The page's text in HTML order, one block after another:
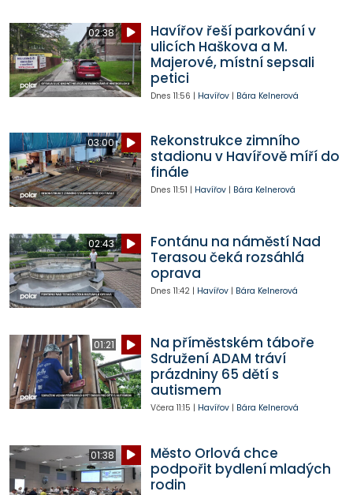
02:38
Havířov řeší parkování v
ulicích Haškova a M.
Majerové, místní sepsali
petici
Dnes 11:56 | Havířov| Bára Kelnerová
03:00
Rekonstrukce zimního
stadionu v Havířově míří do
finále
Dnes 11:51 | Havířov| Bára Kelnerová
02:43
Fontánu na náměstí Nad
Terasou čeká rozsáhlá
oprava
Dnes 11:42| Havířov| Bára Kelnerová
01:21
Na příměstském táboře
Sdružení ADAM tráví
prázdniny 65 dětí s
autismem
Včera 11:15 | Havířov| Bára Kelnerová
01:38
Město Orlová chce
podpořit bydlení mladých
rodin